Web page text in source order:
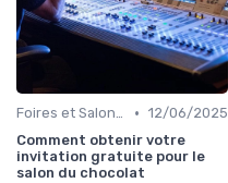
Foires et Salons Grand Public • 12/06/2025
Comment obtenir votre
invitation gratuite pour le
salon du chocolat